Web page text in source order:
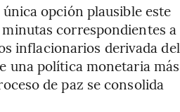
opción plausible este
correspondientes a
inflacionarios derivada del
una política monetaria más
de paz se consolida